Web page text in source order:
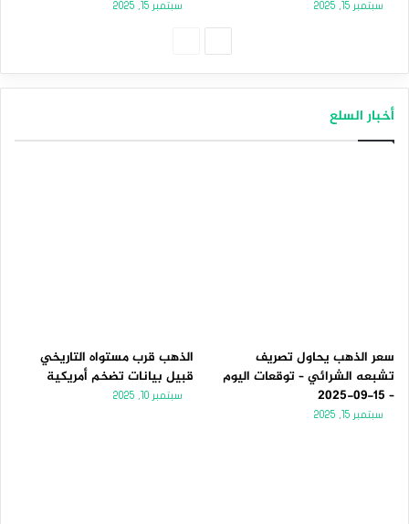
سبتمبر 15, 2025 سبتمبر 15, 2025
أخبار السلع
سعر الذهب يحاول تصريف
تشبعه الشرائي – توقعات اليوم
– 15-09-2025
سبتمبر 15, 2025
الذهب قرب مستواه التاريخي
قبيل بيانات تضخم أمريكية
سبتمبر 10, 2025